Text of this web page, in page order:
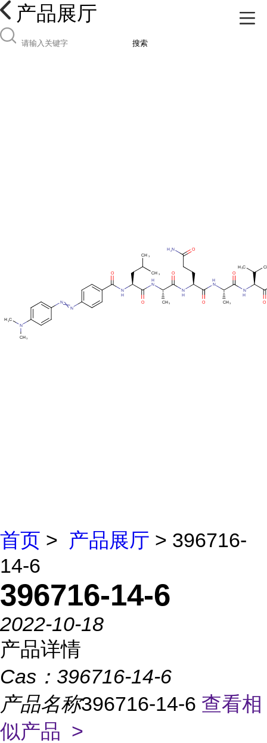
产品展厅
搜索
首页 > 产品展厅 > 396716-
14-6
396716-14-6
2022-10-18
产品详情
Cas： 396716-14-6
产品名称396716-14-6 查看相
似产品 >